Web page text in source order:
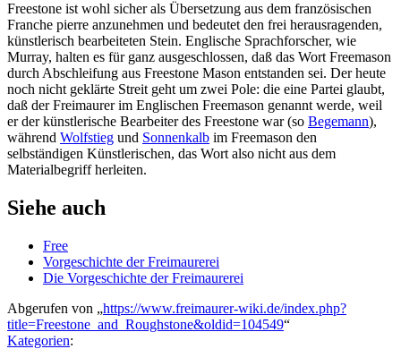
Freestone ist wohl sicher als Übersetzung aus dem französischen
Franche pierre anzunehmen und bedeutet den frei herausragenden,
künstlerisch bearbeiteten Stein. Englische Sprachforscher, wie
Murray, halten es für ganz ausgeschlossen, daß das Wort Freemason
durch Abschleifung aus Freestone Mason entstanden sei. Der heute
noch nicht geklärte Streit geht um zwei Pole: die eine Partei glaubt,
daß der Freimaurer im Englischen Freemason genannt werde, weil
er der künstlerische Bearbeiter des Freestone war (so Begemann),
während Wolfstieg und Sonnenkalb im Freemason den
selbständigen Künstlerischen, das Wort also nicht aus dem
Materialbegriff herleiten.
Siehe auch
Free
Vorgeschichte der Freimaurerei
Die Vorgeschichte der Freimaurerei
Abgerufen von „https://www.freimaurer-wiki.de/index.php?
title=Freestone_and_Roughstone&oldid=104549“
Kategorien: